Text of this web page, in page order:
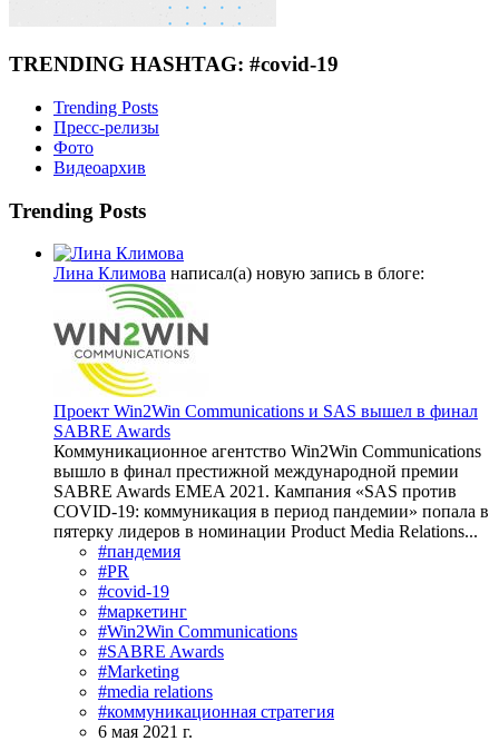
TRENDING HASHTAG: #covid-19
Trending Posts
Пресс-релизы
Фото
Видеоархив
Trending Posts
Лина Климова написал(а) новую запись в блоге:
Проект Win2Win Communications и SAS вышел в финал
SABRE Awards
Коммуникационное агентство Win2Win Communications
вышло в финал престижной международной премии
SABRE Awards EMEA 2021. Кампания «SAS против
COVID-19: коммуникация в период пандемии» попала в
пятерку лидеров в номинации Product Media Relations...
#пандемия
#PR
#covid-19
#маркетинг
#Win2Win Communications
#SABRE Awards
#Marketing
#media relations
#коммуникационная стратегия
6 мая 2021 г.